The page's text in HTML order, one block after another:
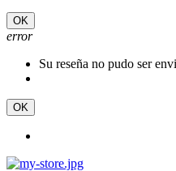
OK
error
Su reseña no pudo ser
OK